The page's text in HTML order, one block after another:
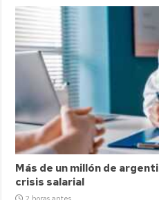
Más de un millón de
crisis salarial